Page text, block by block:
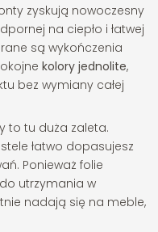
zyskują nowoczesny
na ciepło i łatwej
są wykończenia
kolory jednolite,
bez wymiany całej
to tu duża zaleta.
łatwo dopasujesz
Ponieważ folie
utrzymania w
nadają się na meble,